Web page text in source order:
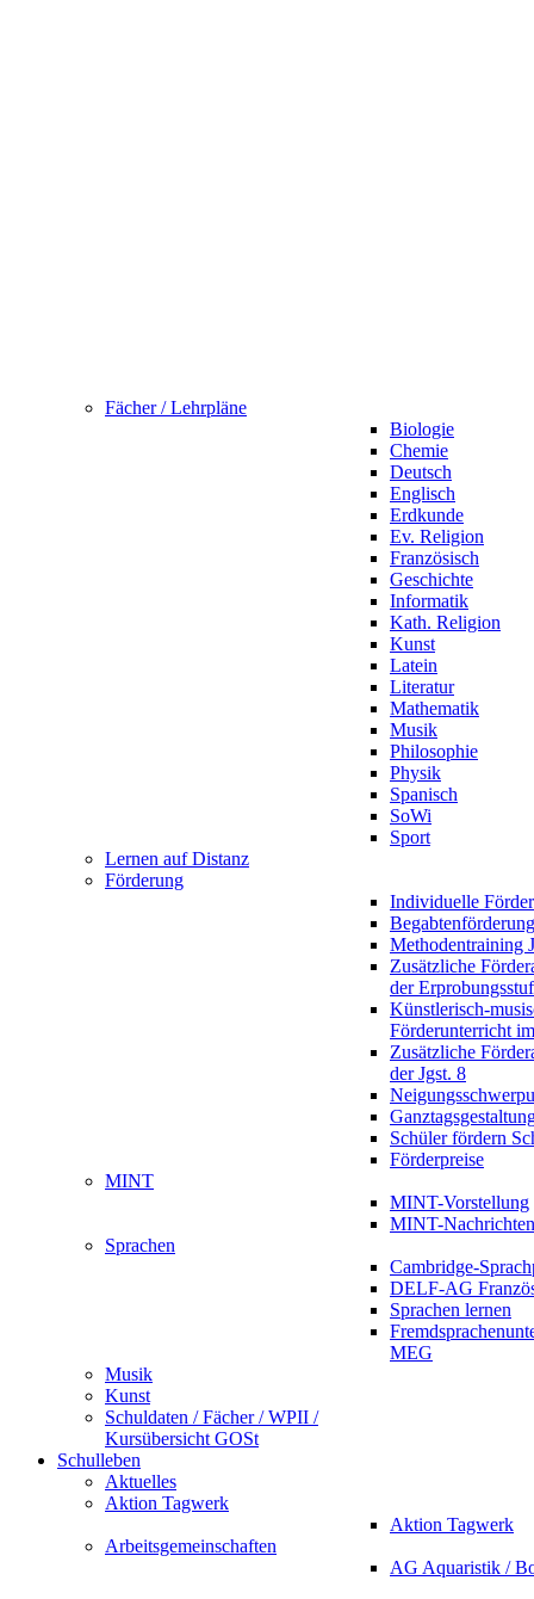
Fächer / Lehrpläne
Biologie
Chemie
Deutsch
Englisch
Erdkunde
Ev. Religion
Französisch
Geschichte
Informatik
Kath. Religion
Kunst
Latein
Literatur
Mathematik
Musik
Philosophie
Physik
Spanisch
SoWi
Sport
Lernen auf Distanz
Förderung
Individuelle
Begabtenförderung
Methodentraining
Zusätzliche
der
Künstlerisch-
Förderunterricht
Zusätzliche
der Jgst. 8
Schüler fördern
Förderpreise
MINT
MINT-Vorstellung
MINT-Nachrichten
Sprachen
Cambridge-
DELF-AG
Sprachen lernen
MEG
Musik
Kunst
Schuldaten / Fächer / WPII /
Kursübersicht GOSt
Schulleben
Aktuelles
Aktion Tagwerk
Aktion Tagwerk
Arbeitsgemeinschaften
AG Aquaristik /